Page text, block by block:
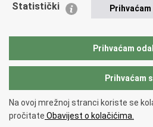
Zaklada policijske solidarnosti
Vučetić"
Copyright © 2026 Policijska uprava
korištenja.Izjava o pristupačnosti.
Statistički Prihvaćam
Prihvaćam
Prihvaćam
Na ovoj mrežnoj stranci koriste se
pročitate Obavijest o kolačićima.